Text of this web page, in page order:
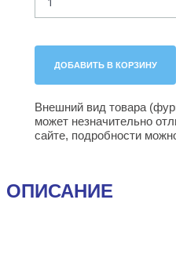
Внешний вид товара
может незначительно
сайте, подробности
ОПИСАНИЕ